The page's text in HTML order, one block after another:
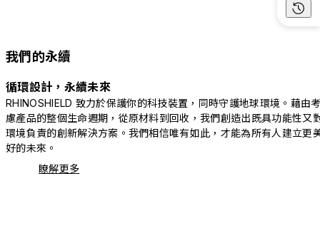
我們的永續
循環設計，永續未來
RHINOSHIELD 致力於保護你的科技裝置，同時守護地球環境。藉由
慮產品的整個生命週期，從原材料到回收，我們創造出既具功能性又
環境負責的創新解決方案。我們相信唯有如此，才能為所有人建立更
好的未來。
瞭解更多